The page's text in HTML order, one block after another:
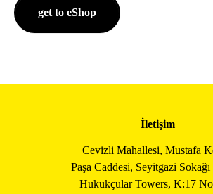
get to eShop
İletişim
Cevizli Mahallesi, Mustafa
Paşa Caddesi, Seyitgazi
Hukukçular Towers, K:17